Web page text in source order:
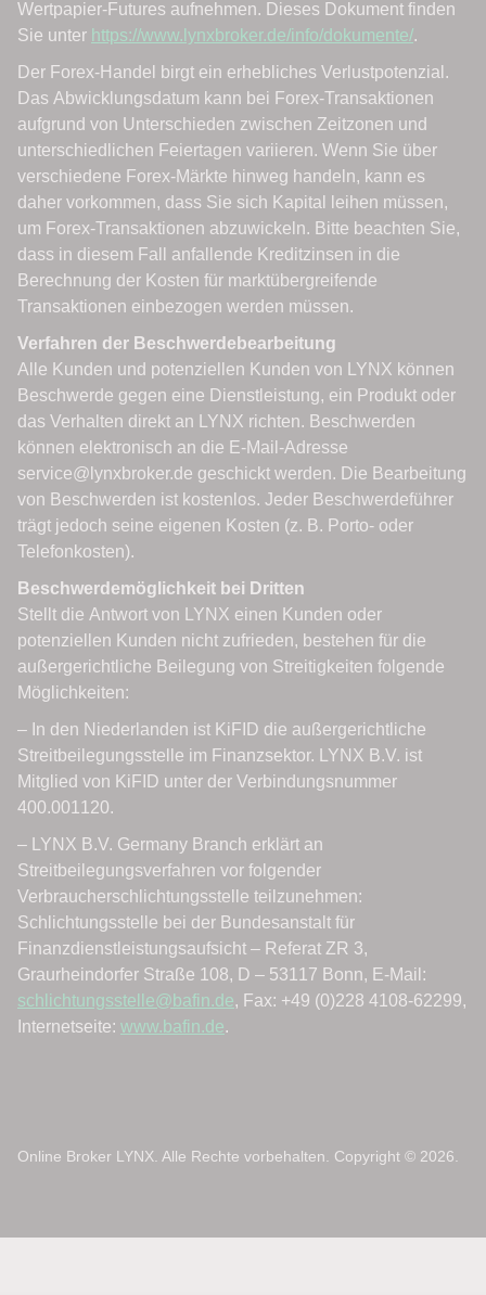
Online Broker LYNX. Alle Rechte vorbehalten. Copyright © 2026.